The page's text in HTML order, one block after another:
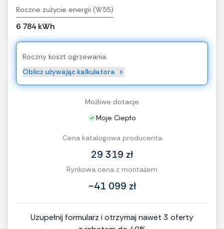
Roczne zużycie energii (W55)
6 784 kWh
Roczny koszt ogrzewania
Oblicz używając kalkulatora
Możliwe dotacje
Moje Ciepło
Cena katalogowa producenta
29 319 zł
Rynkowa cena z montażem
~41 099 zł
Uzupełnij formularz i otrzymaj nawet 3 oferty